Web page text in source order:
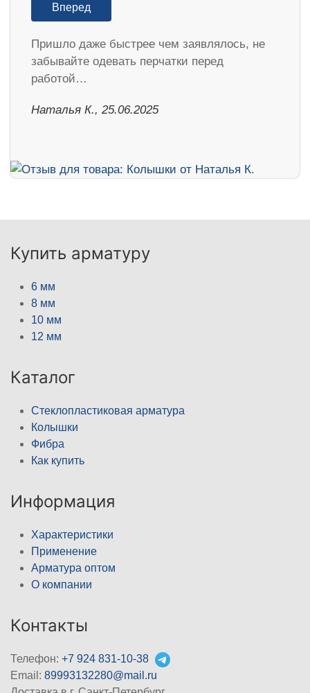
Вперед
Пришло даже быстрее чем заявлялось, не
забывайте одевать перчатки перед
работой…
Наталья К., 25.06.2025
Купить арматуру
6 мм
8 мм
10 мм
12 мм
Каталог
Стеклопластиковая арматура
Колышки
Фибра
Как купить
Информация
Характеристики
Применение
Арматура оптом
О компании
Контакты
Телефон: +7 924 831-10-38
Email: 89993132280@mail.ru